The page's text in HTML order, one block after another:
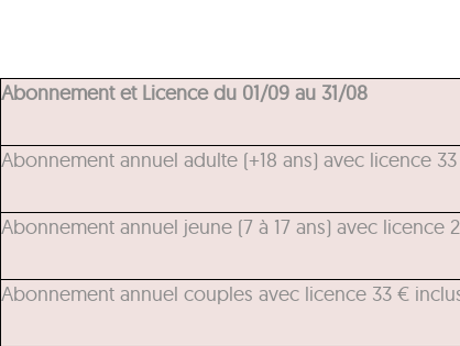
Abonnement et Licence du 01/09 au 31/08
Abonnement annuel adulte (+18 ans) avec licence
Abonnement annuel jeune (7 à 17 ans) avec licence
Abonnement annuel couples avec licence 33 €